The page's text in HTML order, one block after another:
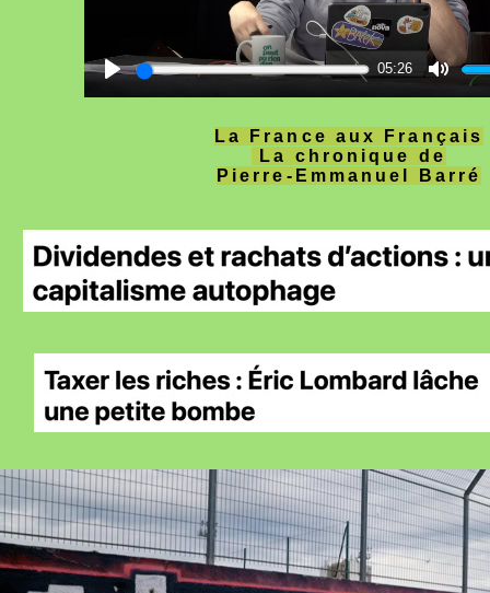
05:26
La France aux Français
La chronique de
Pierre-Emmanuel Barré